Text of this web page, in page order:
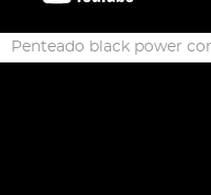
Penteado black power